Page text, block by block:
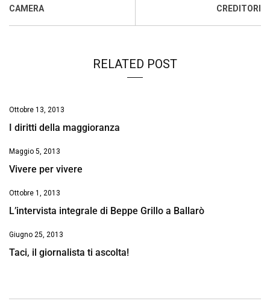
o
CAMERA
CREDITORI
RELATED POST
Ottobre 13, 2013
I diritti della maggioranza
Maggio 5, 2013
Vivere per vivere
Ottobre 1, 2013
L’intervista integrale di Beppe Grillo a Ballarò
Giugno 25, 2013
Taci, il giornalista ti ascolta!